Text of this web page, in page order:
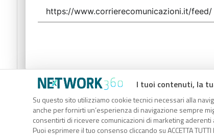
I tuoi contenuti, la
Su questo sito utilizziamo cookie tecnici necessari alla
anche per fornirti un’esperienza di navigazione sempre
consentirti di ricevere comunicazioni di marketing
Puoi esprimere il tuo consenso cliccando su ACCETTA
Codice Rss
Clicca sul pulsante per copiare il link RSS negli appunti.
RSS link